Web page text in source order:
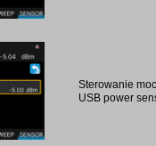
Sterowanie
USB power